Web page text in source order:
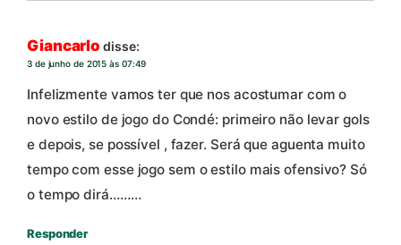
Giancarlo disse:
3 de junho de 2015 às 07:49
Infelizmente vamos ter que nos acostumar com o
novo estilo de jogo do Condé: primeiro não levar gols
e depois, se possível , fazer. Será que aguenta muito
tempo com esse jogo sem o estilo mais ofensivo? Só
o tempo dirá………
Responder